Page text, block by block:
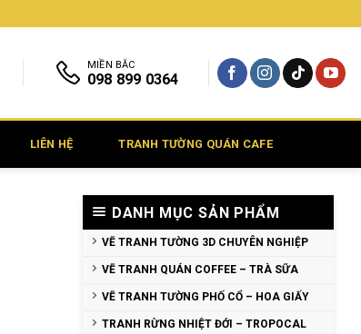
MIỀN BẮC
098 899 0364
LIÊN HỆ TRANH TƯỜNG QUÁN CAFE
DANH MỤC SẢN PHẨM
VẼ TRANH TƯỜNG 3D CHUYÊN NGHIỆP
VẼ TRANH QUÁN COFFEE – TRÀ SỮA
VẼ TRANH TƯỜNG PHỐ CỔ – HOA GIẤY
TRANH RỪNG NHIỆT ĐỚI – TROPOCAL